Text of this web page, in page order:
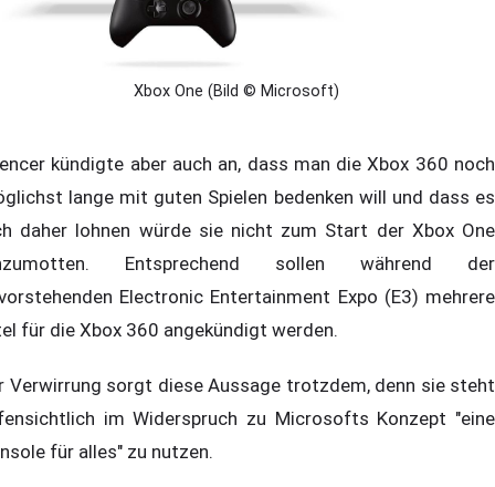
Xbox One (Bild © Microsoft)
kündigte aber auch an, dass man die Xbox 360 noch
lange mit guten Spielen bedenken will und dass es
daher lohnen würde sie nicht zum Start der Xbox One
Entsprechend sollen während der
Electronic Entertainment Expo (E3) mehrere
für die Xbox 360 angekündigt werden.
Verwirrung sorgt diese Aussage trotzdem, denn sie steht
im Widerspruch zu Microsofts Konzept "eine
für alles" zu nutzen.